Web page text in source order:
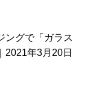
ングで「ガラス
2021年3月20日